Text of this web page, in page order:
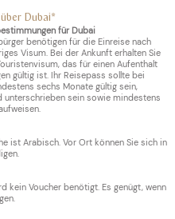
Dubai*
ungen für Dubai
benötigen für die Einreise nach
Visum. Bei der Ankunft erhalten Sie
das für einen Aufenthalt
gültig ist. Ihr Reisepass sollte bei
sechs Monate gültig sein,
unterschrieben sein sowie mindestens
ist Arabisch. Vor Ort können Sie sich in
kein Voucher benötigt. Es genügt, wenn